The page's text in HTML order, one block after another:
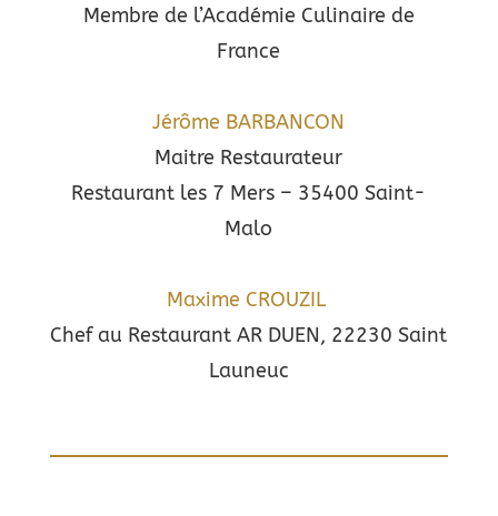
Membre de l’Académie Culinaire de
France
Jérôme BARBANCON
Maitre Restaurateur
Restaurant les 7 Mers – 35400 Saint-
Malo
Maxime CROUZIL
Chef au Restaurant AR DUEN, 22230 Saint
Launeuc